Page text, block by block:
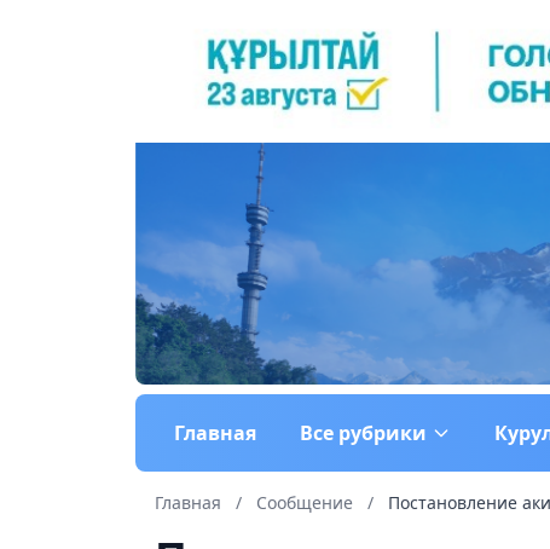
Главная Все рубрики
Главная / Сообщение / Постановление